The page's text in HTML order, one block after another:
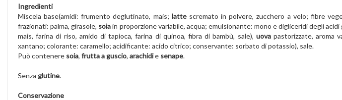
Ingredienti
Miscela base(amidi: frumento deglutinato, mais; lattescremato in polvere, zucchero a velo; fibre
frazionati: palma, girasole, soiain proporzione variabile, acqua; emulsionante: mono e digliceridi degli
mais, farina di riso, amido di tapioca, farina di quinoa, fibra di bambù, sale), uovapastorizzate, aroma
xantano; colorante: caramello; acidificante: acido citrico; conservante: sorbato di potassio), sale.
Può contenere soia, frutta a guscio, arachidie senape.
Senza glutine.
Conservazione